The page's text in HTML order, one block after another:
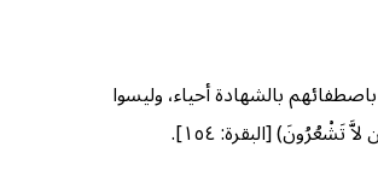
بالشهادة أحياء، وليسوا
[البقرة: ١٥٤].